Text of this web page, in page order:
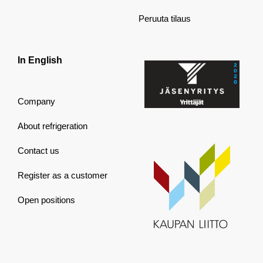
Peruuta tilaus
In English
Company
About refrigeration
Contact us
Register as a customer
Open positions